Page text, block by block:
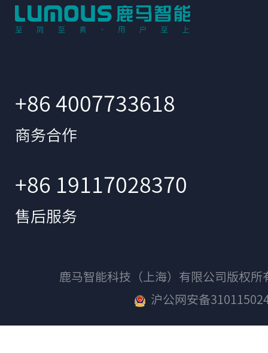
+86 4007733618
商务合作
+86 19117028370
售后服务
鹿马智能科技（上海）有限公司版权
沪公网安备